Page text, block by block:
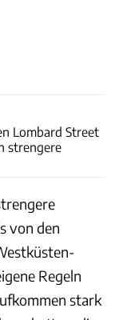
Lombard Street
strengere
von den
Regeln
stark